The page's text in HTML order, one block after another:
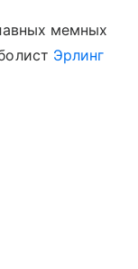
мемных
Эрлинг